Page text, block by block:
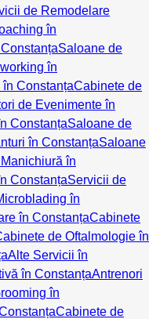
de Remodelare
în
Saloane de
în
ConstanțaCabinete de
de Evenimente în
ConstanțaSaloane de
în ConstanțaSaloane
în
ConstanțaServicii de
în
în ConstanțaCabinete
de Oftalmologie în
Alte Servicii în
în ConstanțaAntrenori
în
Cabinete de